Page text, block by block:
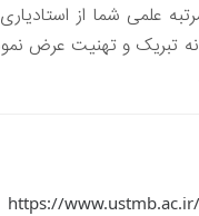
علمی شما از
تبریک و تهنیت عرض
https://www.ustmb.ac.ir/